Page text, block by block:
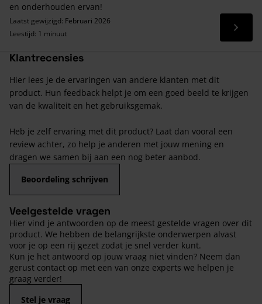
en onderhouden ervan!
Laatst gewijzigd: Februari 2026
Leestijd: 1 minuut
Lees
Klantrecensies
Hier lees je de ervaringen van andere klanten met dit
product. Hun feedback helpt je om een goed beeld te krijgen
van de kwaliteit en het gebruiksgemak.
Heb je zelf ervaring met dit product? Laat dan vooral een
review achter, zo help je anderen met jouw mening en
dragen we samen bij aan een nog beter aanbod.
Beoordeling schrijven
Veelgestelde vragen
Hier vind je antwoorden op de meest gestelde vragen over dit
product. We hebben de belangrijkste onderwerpen alvast
voor je op een rij gezet zodat je snel verder kunt.
Kun je het antwoord op jouw vraag niet vinden? Neem dan
gerust contact op met een van onze experts we helpen je
graag verder!
Stel je vraag